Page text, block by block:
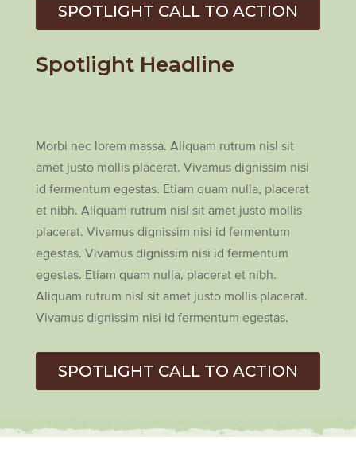
SPOTLIGHT CALL TO ACTION
Spotlight Headline
Morbi nec lorem massa. Aliquam rutrum nisl sit
amet justo mollis placerat. Vivamus dignissim nisi
id fermentum egestas. Etiam quam nulla, placerat
et nibh. Aliquam rutrum nisl sit amet justo mollis
placerat. Vivamus dignissim nisi id fermentum
egestas. Vivamus dignissim nisi id fermentum
egestas. Etiam quam nulla, placerat et nibh.
Aliquam rutrum nisl sit amet justo mollis placerat.
Vivamus dignissim nisi id fermentum egestas.
SPOTLIGHT CALL TO ACTION